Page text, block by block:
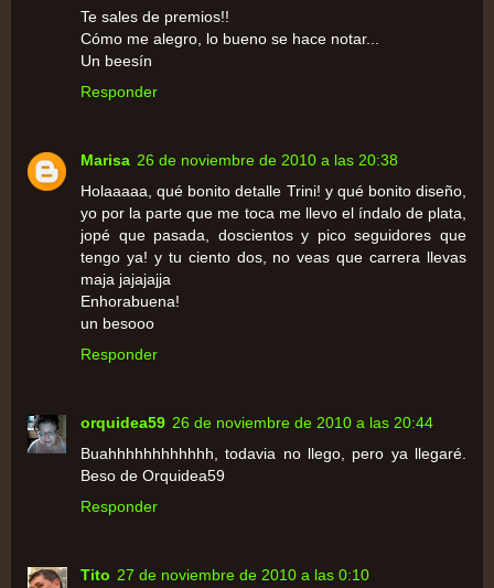
Te sales de premios!!
Cómo me alegro, lo bueno se hace notar...
Un beesín
Responder
Marisa 26 de noviembre de 2010 a las 20:38
Holaaaaa, qué bonito detalle Trini! y qué bonito diseño,
yo por la parte que me toca me llevo el índalo de plata,
jopé que pasada, doscientos y pico seguidores que
tengo ya! y tu ciento dos, no veas que carrera llevas
maja jajajajja
Enhorabuena!
un besooo
Responder
orquidea59 26 de noviembre de 2010 a las 20:44
Buahhhhhhhhhhhh, todavia no llego, pero ya llegaré.
Beso de Orquidea59
Responder
Tito 27 de noviembre de 2010 a las 0:10